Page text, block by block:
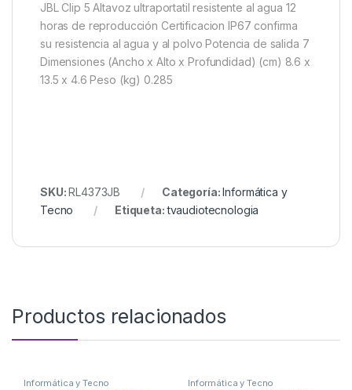
JBL Clip 5 Altavoz ultraportatil resistente al agua 12
horas de reproducción Certificacion IP67 confirma
su resistencia al agua y al polvo Potencia de salida 7
Dimensiones (Ancho x Alto x Profundidad) (cm) 8.6 x
13.5 x 4.6 Peso (kg) 0.285
SKU:RL4373JB Categoría:Informática y
Tecno
Etiqueta:tvaudiotecnologia
Productos relacionados
Informática y Tecno Informática y Tecno